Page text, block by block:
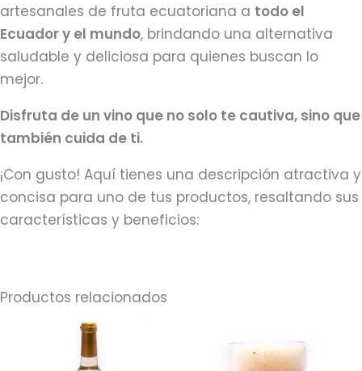
artesanales de fruta ecuatoriana a todo el
Ecuador y el mundo, brindando una alternativa
saludable y deliciosa para quienes buscan lo
mejor.
Disfruta de un vino que no solo te cautiva, sino que
también cuida de ti.
¡Con gusto! Aquí tienes una descripción atractiva y
concisa para uno de tus productos, resaltando sus
características y beneficios:
Productos relacionados